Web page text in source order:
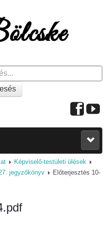
Képviselő-testületi ülések
jegyzőkönyv
Előterjesztés 10-